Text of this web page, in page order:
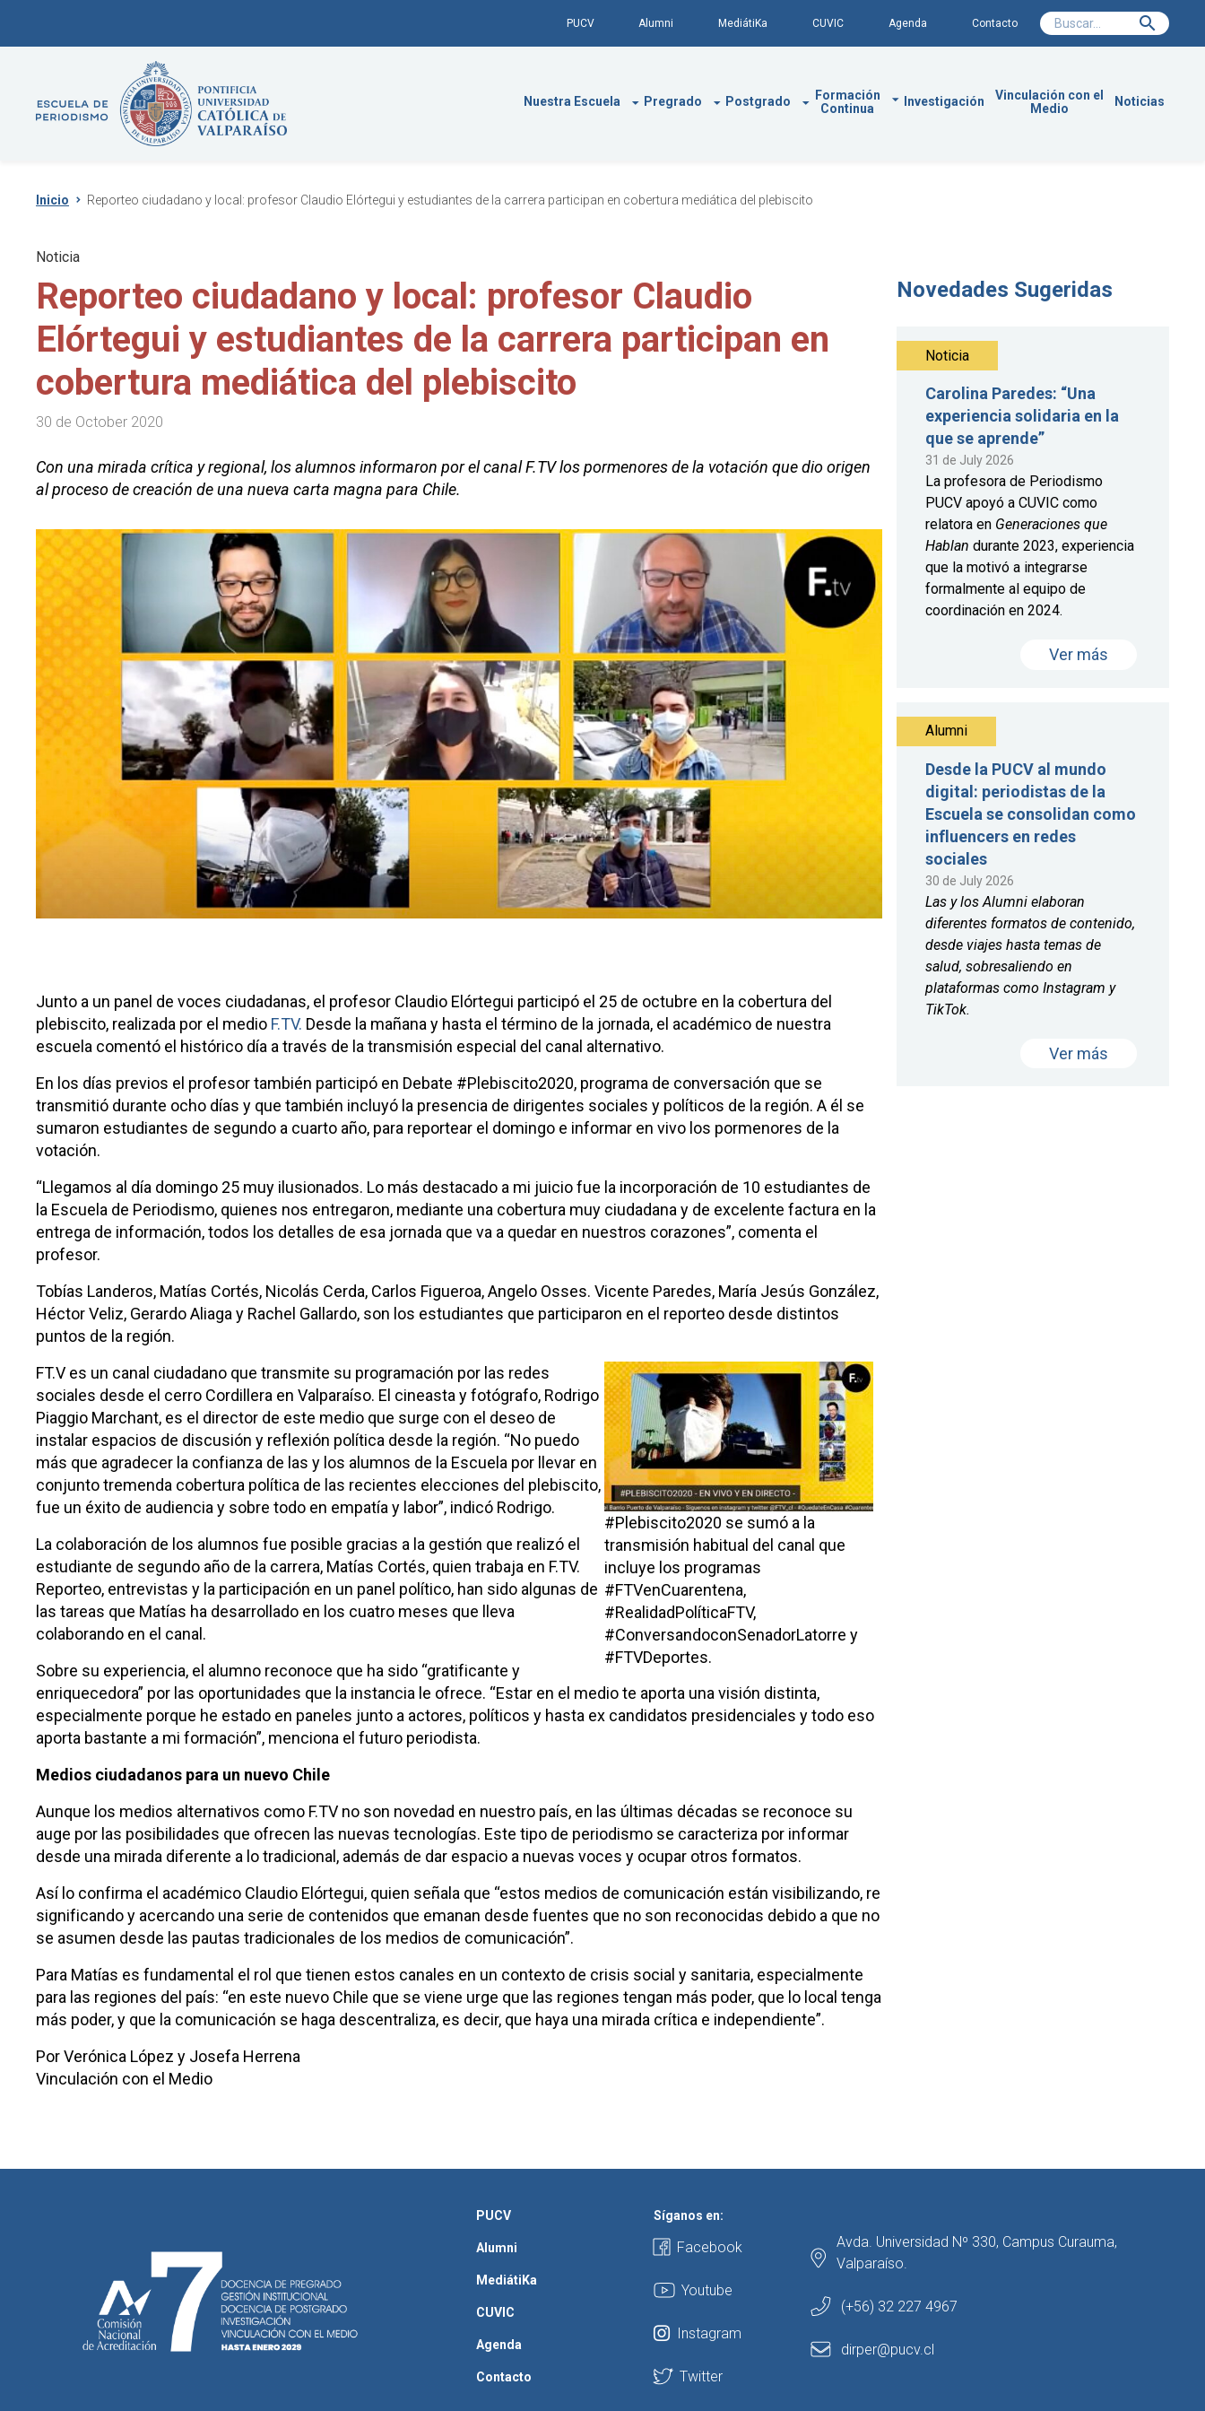
PUCV Alumni MediátiKa CUVIC Agenda Contacto
Nuestra Escuela Pregrado Postgrado
Formación
Continua
Investigación
Vinculación con el
Medio
Noticias
Inicio Reporteo ciudadano y local: profesor Claudio Elórtegui y estudiantes de la carrera participan en cobertura mediática del plebiscito
Noticia
Reporteo ciudadano y local: profesor Claudio
Elórtegui y estudiantes de la carrera participan en
cobertura mediática del plebiscito
30 de October 2020
Con una mirada crítica y regional, los alumnos informaron por el canal F.TV los pormenores de la votación que dio origen
al proceso de creación de una nueva carta magna para Chile.
Junto a un panel de voces ciudadanas, el profesor Claudio Elórtegui participó el 25 de octubre en la cobertura del
plebiscito, realizada por el medio F.TV. Desde la mañana y hasta el término de la jornada, el académico de nuestra
escuela comentó el histórico día a través de la transmisión especial del canal alternativo.
En los días previos el profesor también participó en Debate #Plebiscito2020, programa de conversación que se
transmitió durante ocho días y que también incluyó la presencia de dirigentes sociales y políticos de la región. A él se
sumaron estudiantes de segundo a cuarto año, para reportear el domingo e informar en vivo los pormenores de la
votación.
“Llegamos al día domingo 25 muy ilusionados. Lo más destacado a mi juicio fue la incorporación de 10 estudiantes de
la Escuela de Periodismo, quienes nos entregaron, mediante una cobertura muy ciudadana y de excelente factura en la
entrega de información, todos los detalles de esa jornada que va a quedar en nuestros corazones”, comenta el
profesor.
Tobías Landeros, Matías Cortés, Nicolás Cerda, Carlos Figueroa, Angelo Osses. Vicente Paredes, María Jesús González,
Héctor Veliz, Gerardo Aliaga y Rachel Gallardo, son los estudiantes que participaron en el reporteo desde distintos
puntos de la región.
#Plebiscito2020 se sumó a la
transmisión habitual del canal que
incluye los programas
#FTVenCuarentena,
#RealidadPolíticaFTV,
#ConversandoconSenadorLatorre y
#FTVDeportes.
FT.V es un canal ciudadano que transmite su programación por las redes
sociales desde el cerro Cordillera en Valparaíso. El cineasta y fotógrafo, Rodrigo
Piaggio Marchant, es el director de este medio que surge con el deseo de
instalar espacios de discusión y reflexión política desde la región. “No puedo
más que agradecer la confianza de las y los alumnos de la Escuela por llevar en
conjunto tremenda cobertura política de las recientes elecciones del plebiscito,
fue un éxito de audiencia y sobre todo en empatía y labor”, indicó Rodrigo.
La colaboración de los alumnos fue posible gracias a la gestión que realizó el
estudiante de segundo año de la carrera, Matías Cortés, quien trabaja en F.TV.
Reporteo, entrevistas y la participación en un panel político, han sido algunas de
las tareas que Matías ha desarrollado en los cuatro meses que lleva
colaborando en el canal.
Sobre su experiencia, el alumno reconoce que ha sido “gratificante y
enriquecedora” por las oportunidades que la instancia le ofrece. “Estar en el medio te aporta una visión distinta,
especialmente porque he estado en paneles junto a actores, políticos y hasta ex candidatos presidenciales y todo eso
aporta bastante a mi formación”, menciona el futuro periodista.
Medios ciudadanos para un nuevo Chile
Aunque los medios alternativos como F.TV no son novedad en nuestro país, en las últimas décadas se reconoce su
auge por las posibilidades que ofrecen las nuevas tecnologías. Este tipo de periodismo se caracteriza por informar
desde una mirada diferente a lo tradicional, además de dar espacio a nuevas voces y ocupar otros formatos.
Así lo confirma el académico Claudio Elórtegui, quien señala que “estos medios de comunicación están visibilizando, re
significando y acercando una serie de contenidos que emanan desde fuentes que no son reconocidas debido a que no
se asumen desde las pautas tradicionales de los medios de comunicación”.
Para Matías es fundamental el rol que tienen estos canales en un contexto de crisis social y sanitaria, especialmente
para las regiones del país: “en este nuevo Chile que se viene urge que las regiones tengan más poder, que lo local tenga
más poder, y que la comunicación se haga descentraliza, es decir, que haya una mirada crítica e independiente”.
Por Verónica López y Josefa Herrena
Vinculación con el Medio
Novedades Sugeridas
Noticia
Carolina Paredes: “Una
experiencia solidaria en la
que se aprende”
31 de July 2026
La profesora de Periodismo
PUCV apoyó a CUVIC como
relatora en Generaciones que
Hablan durante 2023, experiencia
que la motivó a integrarse
formalmente al equipo de
coordinación en 2024.
Ver más
Alumni
Desde la PUCV al mundo
digital: periodistas de la
Escuela se consolidan como
influencers en redes
sociales
30 de July 2026
Las y los Alumni elaboran
diferentes formatos de contenido,
desde viajes hasta temas de
salud, sobresaliendo en
plataformas como Instagram y
TikTok.
Ver más
PUCV
Alumni
MediátiKa
CUVIC
Agenda
Contacto
Síganos en:
Facebook
Youtube
Instagram
Twitter
Avda. Universidad Nº 330, Campus Curauma,
Valparaíso.
(+56) 32 227 4967
dirper@pucv.cl